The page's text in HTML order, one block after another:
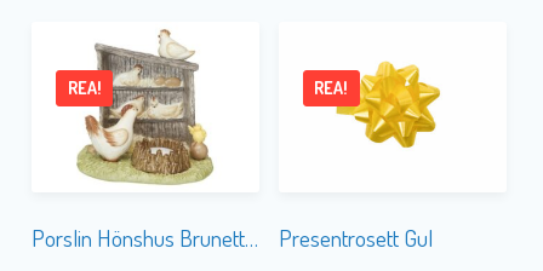
Porslin Hönshus Brunetta m. Ljuslykta
REA!
Presentrosett Gul
REA!